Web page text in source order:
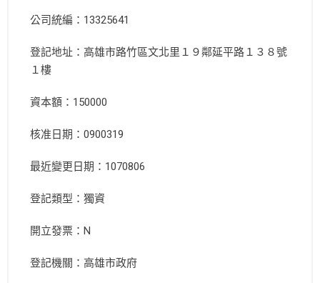
公司統編：13325641
登記地址：高雄市路竹區文北里１９鄰延平路１３８號
１樓
資本額：150000
核准日期：0900319
最近變更日期：1070806
登記類型：獨資
開立發票：N
登記機關：高雄市政府